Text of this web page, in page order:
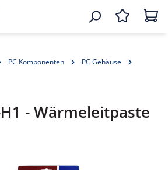
PC Komponenten
PC Gehäuse
- Wärmeleitpaste